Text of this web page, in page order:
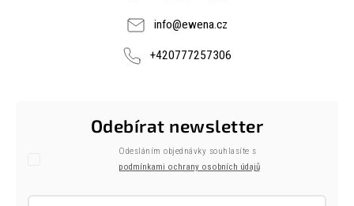
info@ewena.cz
+420777257306
Odebírat newsletter
Odesláním objednávky souhlasíte s
podmínkami ochrany osobních údajů